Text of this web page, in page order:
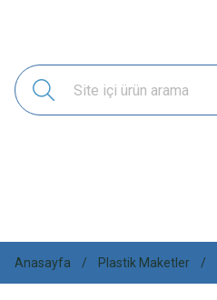
Anasayfa Plastik Maketler